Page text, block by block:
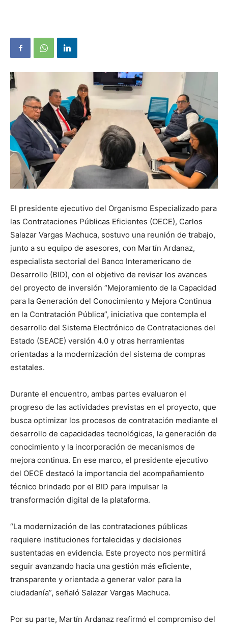
El presidente ejecutivo del Organismo Especializado para
las Contrataciones Públicas Eficientes (OECE), Carlos
Salazar Vargas Machuca, sostuvo una reunión de trabajo,
junto a su equipo de asesores, con Martín Ardanaz,
especialista sectorial del Banco Interamericano de
Desarrollo (BID), con el objetivo de revisar los avances
del proyecto de inversión “Mejoramiento de la Capacidad
para la Generación del Conocimiento y Mejora Continua
en la Contratación Pública”, iniciativa que contempla el
desarrollo del Sistema Electrónico de Contrataciones del
Estado (SEACE) versión 4.0 y otras herramientas
orientadas a la modernización del sistema de compras
estatales.
Durante el encuentro, ambas partes evaluaron el
progreso de las actividades previstas en el proyecto, que
busca optimizar los procesos de contratación mediante el
desarrollo de capacidades tecnológicas, la generación de
conocimiento y la incorporación de mecanismos de
mejora continua. En ese marco, el presidente ejecutivo
del OECE destacó la importancia del acompañamiento
técnico brindado por el BID para impulsar la
transformación digital de la plataforma.
“La modernización de las contrataciones públicas
requiere instituciones fortalecidas y decisiones
sustentadas en evidencia. Este proyecto nos permitirá
seguir avanzando hacia una gestión más eficiente,
transparente y orientada a generar valor para la
ciudadanía”, señaló Salazar Vargas Machuca.
Por su parte, Martín Ardanaz reafirmó el compromiso del